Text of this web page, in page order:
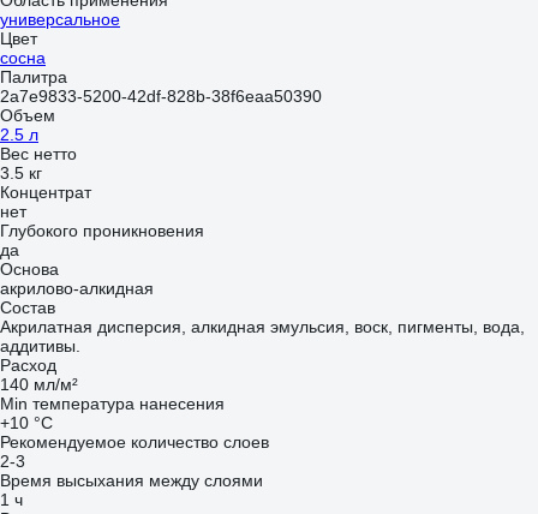
универсальное
Цвет
сосна
Палитра
2a7e9833-5200-42df-828b-38f6eaa50390
Объем
2.5 л
Вес нетто
3.5 кг
Концентрат
нет
Глубокого проникновения
да
Основа
акрилово-алкидная
Состав
Акрилатная дисперсия, алкидная эмульсия, воск, пигменты, вода,
аддитивы.
Расход
140 мл/м²
Min температура нанесения
+10 °С
Рекомендуемое количество слоев
2-3
Время высыхания между слоями
1 ч